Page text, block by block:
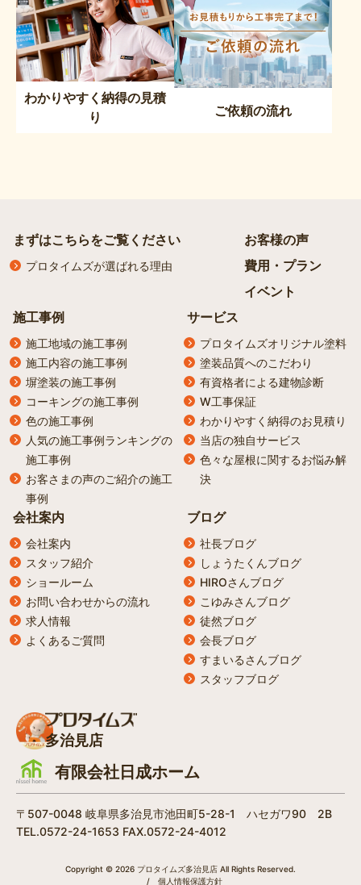
わかりやすく納得の見積
り
ご依頼の流れ
まずはこちらをご覧ください
プロタイムズが選ばれる理由
お客様の声
費用・プラン
イベント
施工事例
施工地域の施工事例
施工内容の施工事例
塀塗装の施工事例
コーキングの施工事例
色の施工事例
人気の施工事例ランキングの
施工事例
お客さまの声のご紹介の施工
事例
サービス
プロタイムズオリジナル塗料
塗装品質へのこだわり
有資格者による建物診断
W工事保証
わかりやすく納得のお見積り
当店の独自サービス
色々な屋根に関するお悩み解
決
会社案内
会社案内
スタッフ紹介
ショールーム
お問い合わせからの流れ
求人情報
よくあるご質問
ブログ
社長ブログ
しょうたくんブログ
HIROさんブログ
こゆみさんブログ
徒然ブログ
会長ブログ
すまいるさんブログ
スタッフブログ
多治見店
有限会社日成ホーム
〒507-0048 岐阜県多治見市池田町5-28-1 ハセガワ90 2B
TEL.0572-24-1653 FAX.0572-24-4012
Copyright © 2026 プロタイムズ多治見店 All Rights Reserved.
/
個人情報保護方針